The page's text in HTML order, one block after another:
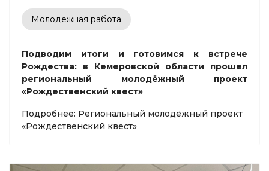
Молодёжная работа
Подводим итоги и готовимся к встрече
Рождества: в Кемеровской области прошел
региональный молодёжный проект
«Рождественский квест»
Подробнее: Региональный молодёжный проект
«Рождественский квест»